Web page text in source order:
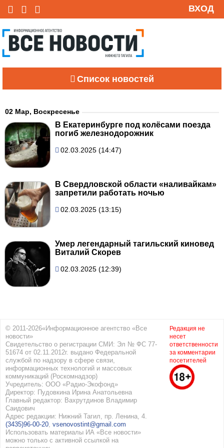
ВХОД
Список новостей
02 Мар, Воскресенье
В Екатеринбурге под колёсами поезда
погиб железнодорожник
02.03.2025 (14:47)
В Свердловской области «наливайкам»
запретили работать ночью
02.03.2025 (13:15)
Умер легендарный тагильский киновед
Виталий Скорев
02.03.2025 (12:39)
© 2011-2026«Информационное агентство «Все
новости»
Свидетельство о регистрации СМИ: Эл № ФС 77-
51674 от 02.11.2012г. выдано Федеральной
службой по надзору в сфере связи,
информационных технологий и массовых
коммуникаций (Роскомнадзор)
Учредитель: ООО «Радио-Экофонд»
Директор: Пудовкина Ирина Анатольевна
Главный редактор: Вахрутдинов Владимир
Саидович
Адрес редакции: Нижний Тагил, пр. Ленина, 4.
(3435)96-00-20 vsenovostint@gmail.com
Использовать материалы ИА «Все новости»
можно только с активной ссылкой на
Редакция не
несет
ответственности
за комментарии
посетителей